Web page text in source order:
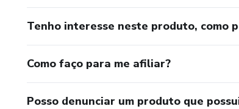
Tenho interesse neste produto, como
Como faço para me afiliar?
Posso denunciar um produto que